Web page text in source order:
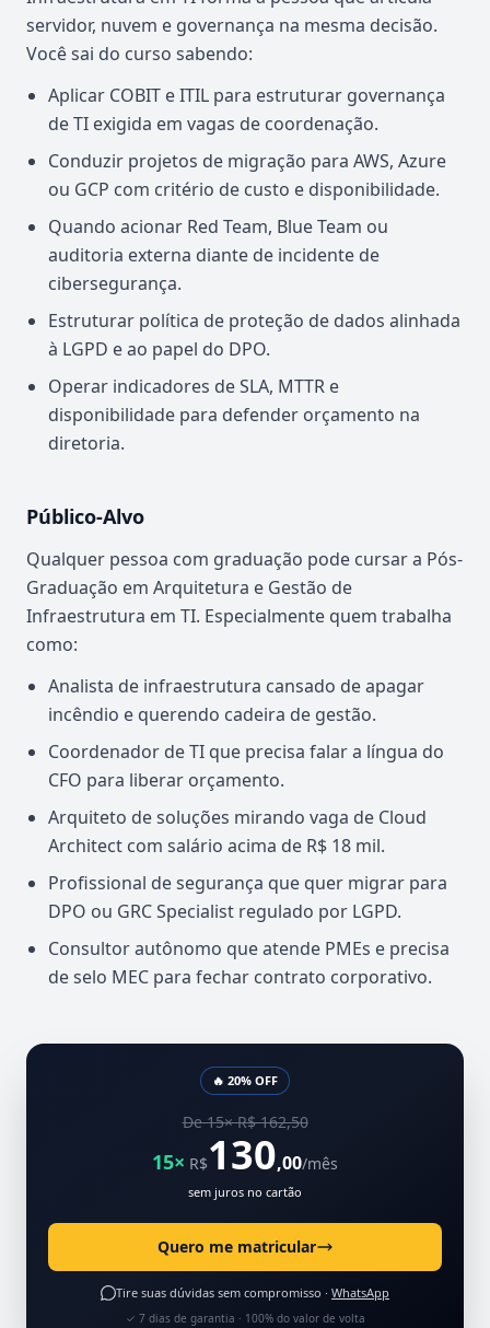
servidor, nuvem e governança na mesma decisão.
Você sai do curso sabendo:
Aplicar COBIT e ITIL para estruturar governança
de TI exigida em vagas de coordenação.
Conduzir projetos de migração para AWS, Azure
ou GCP com critério de custo e disponibilidade.
Quando acionar Red Team, Blue Team ou
auditoria externa diante de incidente de
cibersegurança.
Estruturar política de proteção de dados alinhada
à LGPD e ao papel do DPO.
Operar indicadores de SLA, MTTR e
disponibilidade para defender orçamento na
diretoria.
Público-Alvo
Qualquer pessoa com graduação pode cursar a Pós-
Graduação em Arquitetura e Gestão de
Infraestrutura em TI. Especialmente quem trabalha
como:
Analista de infraestrutura cansado de apagar
incêndio e querendo cadeira de gestão.
Coordenador de TI que precisa falar a língua do
CFO para liberar orçamento.
Arquiteto de soluções mirando vaga de Cloud
Architect com salário acima de R$ 18 mil.
Profissional de segurança que quer migrar para
DPO ou GRC Specialist regulado por LGPD.
Consultor autônomo que atende PMEs e precisa
de selo MEC para fechar contrato corporativo.
🔥 20% OFF
De 15× R$ 162,50
15× R$130,00/mês
sem juros no cartão
Quero me matricular
Tire suas dúvidas sem compromisso · WhatsApp
✓ 7 dias de garantia · 100% do valor de volta